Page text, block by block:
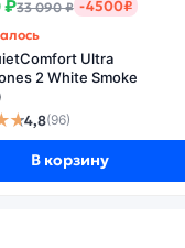
(x):
₽33 090 ₽ -4500₽
Ultra
2 White Smoke
4,8(96)
В корзину